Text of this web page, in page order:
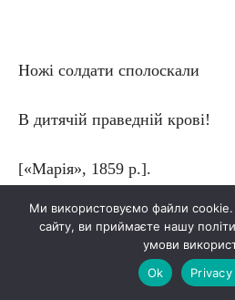
Ножі солдати сполоскали
В дитячій праведній крові!
[«Марія», 1859 р.].
«Побиття немовлят у
Ми використовуємо файли
сайту, ви приймаєте нашу
умови
Ok